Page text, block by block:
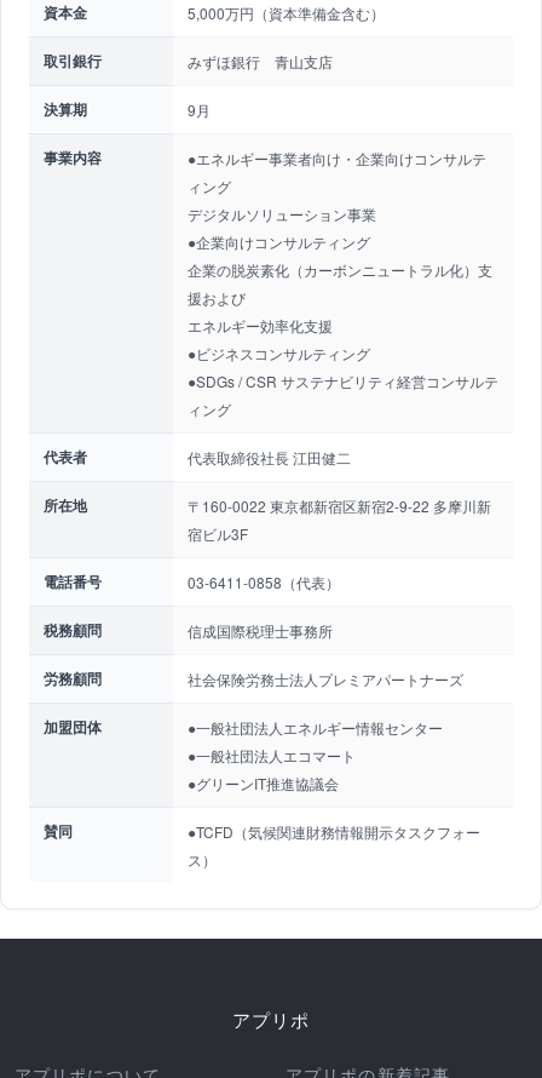
資本金 5,000万円（資本準備金含む）
取引銀行 みずほ銀行 青山支店
決算期 9月
事業内容
●エネルギー事業者向け・企業向けコンサルテ
ィング
デジタルソリューション事業
●企業向けコンサルティング
企業の脱炭素化（カーボンニュートラル化）支
援および
エネルギー効率化支援
●ビジネスコンサルティング
●SDGs / CSR サステナビリティ経営コンサルテ
ィング
代表者 代表取締役社長 江田健二
所在地
〒160-0022 東京都新宿区新宿2-9-22 多摩川新
宿ビル3F
電話番号 03-6411-0858（代表）
税務顧問 信成国際税理士事務所
労務顧問 社会保険労務士法人プレミアパートナーズ
加盟団体
●一般社団法人エネルギー情報センター
●一般社団法人エコマート
●グリーンIT推進協議会
賛同
●TCFD（気候関連財務情報開示タスクフォー
ス）
アプリポ